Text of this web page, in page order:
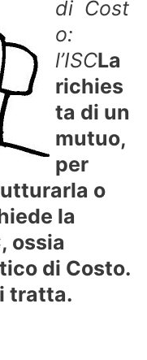
di Cost
o:
l’ISCLa
richies
ta di un
mutuo,
per
o
la
ossia
di Costo.
tratta.